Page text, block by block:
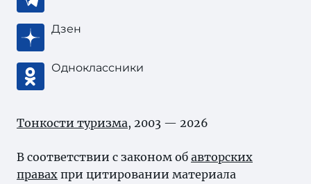
Дзен
Одноклассники
Тонкости туризма, 2003 — 2026
В соответствии с законом об авторских
правах при цитировании материала